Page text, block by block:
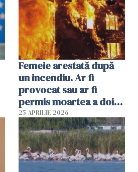
Femeie arestată după
un incendiu. Ar fi
provocat sau ar fi
permis moartea a doi
copii de 1 an și 3 ani
25 APRILIE 2026